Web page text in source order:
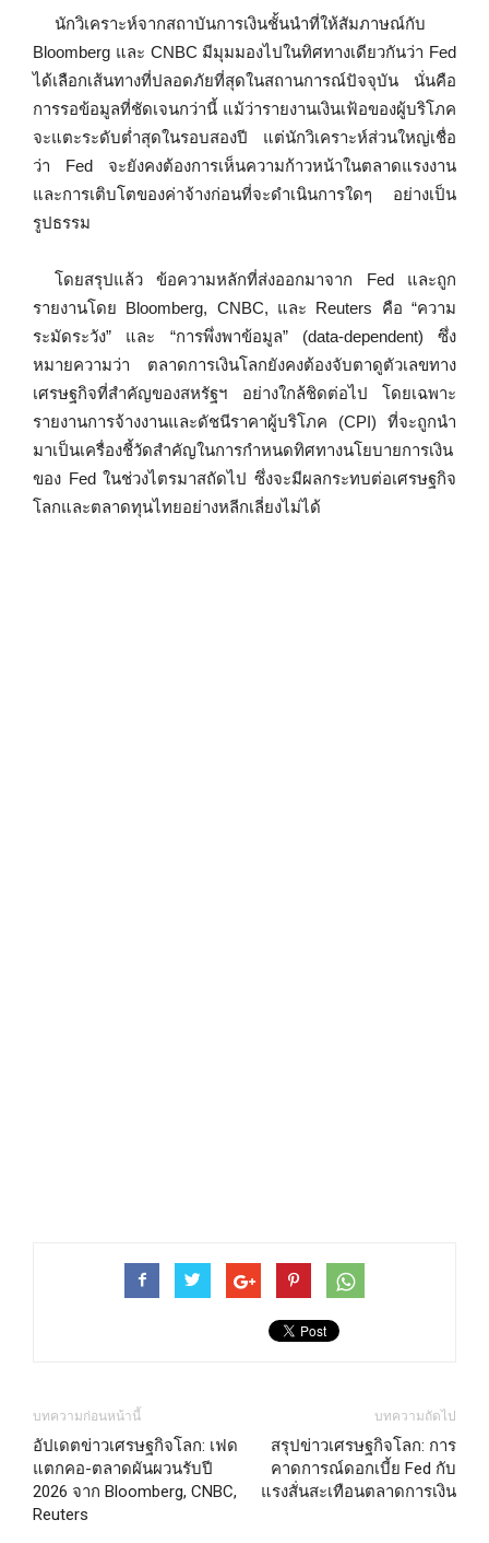
นักวิเคราะห์จากสถาบันการเงินชั้นนำที่ให้สัมภาษณ์กับ
Bloomberg และ CNBC มีมุมมองไปในทิศทางเดียวกันว่า Fed
ได้เลือกเส้นทางที่ปลอดภัยที่สุดในสถานการณ์ปัจจุบัน นั่นคือ
การรอข้อมูลที่ชัดเจนกว่านี้ แม้ว่ารายงานเงินเฟ้อของผู้บริโภค
จะแตะระดับต่ำสุดในรอบสองปี แต่นักวิเคราะห์ส่วนใหญ่เชื่อ
ว่า Fed จะยังคงต้องการเห็นความก้าวหน้าในตลาดแรงงาน
และการเติบโตของค่าจ้างก่อนที่จะดำเนินการใดๆ อย่างเป็น
รูปธรรม
โดยสรุปแล้ว ข้อความหลักที่ส่งออกมาจาก Fed และถูก
รายงานโดย Bloomberg, CNBC, และ Reuters คือ “ความ
ระมัดระวัง” และ “การพึ่งพาข้อมูล” (data-dependent) ซึ่ง
หมายความว่า ตลาดการเงินโลกยังคงต้องจับตาดูตัวเลขทาง
เศรษฐกิจที่สำคัญของสหรัฐฯ อย่างใกล้ชิดต่อไป โดยเฉพาะ
รายงานการจ้างงานและดัชนีราคาผู้บริโภค (CPI) ที่จะถูกนำ
มาเป็นเครื่องชี้วัดสำคัญในการกำหนดทิศทางนโยบายการเงิน
ของ Fed ในช่วงไตรมาสถัดไป ซึ่งจะมีผลกระทบต่อเศรษฐกิจ
โลกและตลาดทุนไทยอย่างหลีกเลี่ยงไม่ได้
บทความก่อนหน้านี้
อัปเดตข่าวเศรษฐกิจโลก: เฟด
แตกคอ-ตลาดผันผวนรับปี
2026 จาก Bloomberg, CNBC,
Reuters
บทความถัดไป
สรุปข่าวเศรษฐกิจโลก: การ
คาดการณ์ดอกเบี้ย Fed กับ
แรงสั่นสะเทือนตลาดการเงิน